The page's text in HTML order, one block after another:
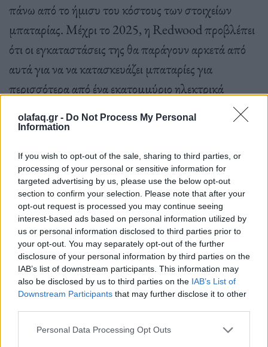
olafaq.gr - Do Not Process My Personal
Information
If you wish to opt-out of the sale, sharing to third parties, or
processing of your personal or sensitive information for
targeted advertising by us, please use the below opt-out
section to confirm your selection. Please note that after your
opt-out request is processed you may continue seeing
interest-based ads based on personal information utilized by
us or personal information disclosed to third parties prior to
your opt-out. You may separately opt-out of the further
disclosure of your personal information by third parties on the
IAB’s list of downstream participants. This information may
also be disclosed by us to third parties on the IAB’s List of
Downstream Participants that may further disclose it to other
Personal Data Processing Opt Outs
πάνω από το ήμισυ του κόστους των στοιχείων
μπαταρίας. Μέχρι το 2025, η Redwood προβλέπει
ότι οι εγκαταστάσεις της θα παράγουν αρκετά από
αυτά για να να κατασκευάζει μπαταρίες για
περισσότερα από ένα εκατομμύριο ηλεκτρικά
Η Redwood Materials ιδρύθηκε από τονJB
Straubel, ο οποίος ήταν επικεφαλής τεχνικός
σύμβουλος τηςTeslaστις αρχές της δεκαετίας του
2010. Ήταν επίσης υπεύθυνος για τις
περισσότερες έρευνες της εταιρείας στον τομέα των
μπαταριών, συμπεριλαμβανομένων των απαρχών
του δικτύου και των σταθμών φόρτισης. Αλλά
ακόμη και όταν η Tesla μεταμόρφωνε τον τρόπο με
τον οποίο τα ηλεκτρικά αυτοκίνητα
κατασκευάζονταν και πωλούνταν, ο Straubel